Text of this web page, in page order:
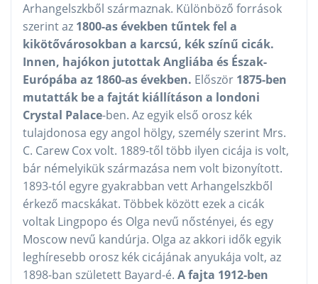
Arhangelszkből származnak. Különböző források
szerint az 1800-as években tűntek fel a
kikötővárosokban a karcsú, kék színű cicák.
Innen, hajókon jutottak Angliába és Észak-
Európába az 1860-as években. Először 1875-ben
mutatták be a fajtát kiállításon a londoni
Crystal Palace-ben. Az egyik első orosz kék
tulajdonosa egy angol hölgy, személy szerint Mrs.
C. Carew Cox volt. 1889-től több ilyen cicája is volt,
bár némelyikük származása nem volt bizonyított.
1893-tól egyre gyakrabban vett Arhangelszkből
érkező macskákat. Többek között ezek a cicák
voltak Lingpopo és Olga nevű nőstényei, és egy
Moscow nevű kandúrja. Olga az akkori idők egyik
leghíresebb orosz kék cicájának anyukája volt, az
1898-ban született Bayard-é. A fajta 1912-ben